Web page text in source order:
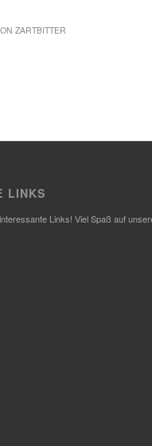
ZARTBITTER
LINKS
Links! Viel Spaß auf